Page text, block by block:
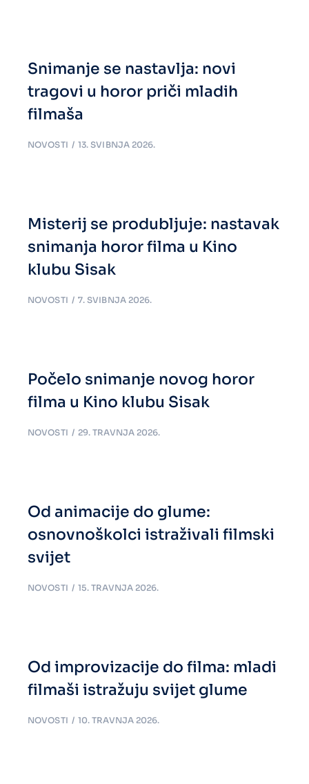
Snimanje se nastavlja: novi
tragovi u horor priči mladih
filmaša
NOVOSTI 13. SVIBNJA 2026.
Misterij se produbljuje: nastavak
snimanja horor filma u Kino
klubu Sisak
NOVOSTI 7. SVIBNJA 2026.
Počelo snimanje novog horor
filma u Kino klubu Sisak
NOVOSTI 29. TRAVNJA 2026.
Od animacije do glume:
osnovnoškolci istraživali filmski
svijet
NOVOSTI 15. TRAVNJA 2026.
Od improvizacije do filma: mladi
filmaši istražuju svijet glume
NOVOSTI 10. TRAVNJA 2026.